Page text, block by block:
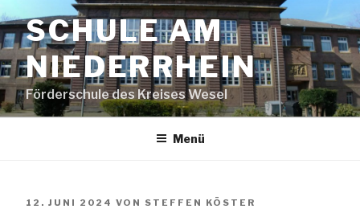
Inhalt
springen
SCHULE AM
NIEDERRHEIN
Förderschule des Kreises Wesel
Menü
VERÖFFENTLICHT
12. JUNI 2024 VON STEFFEN KÖSTER